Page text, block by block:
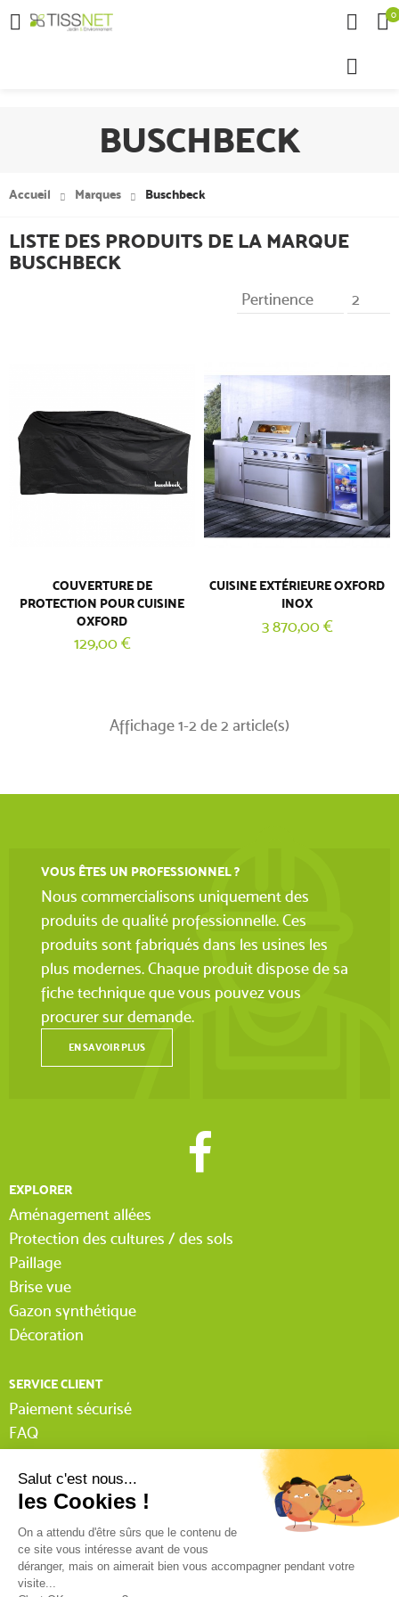
 0
BUSCHBECK
Accueil Marques Buschbeck
LISTE DES PRODUITS DE LA MARQUE
BUSCHBECK
Pertinence 2
COUVERTURE DE
PROTECTION POUR CUISINE
OXFORD
129,00 €
CUISINE EXTÉRIEURE OXFORD
INOX
3 870,00 €
Affichage 1-2 de 2 article(s)
VOUS ÊTES UN PROFESSIONNEL ?
Nous commercialisons uniquement des
produits de qualité professionnelle. Ces
produits sont fabriqués dans les usines les
plus modernes. Chaque produit dispose de sa
fiche technique que vous pouvez vous
procurer sur demande.
EN SAVOIR PLUS
EXPLORER
Aménagement allées
Protection des cultures / des sols
Paillage
Brise vue
Gazon synthétique
Décoration
SERVICE CLIENT
Paiement sécurisé
FAQ
Lexique Tissnet
Suivi commande invité
Contactez-nous